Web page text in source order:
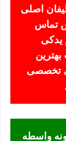
اصلی
تماس
لوازم یدکی
تخصصی
واسطه